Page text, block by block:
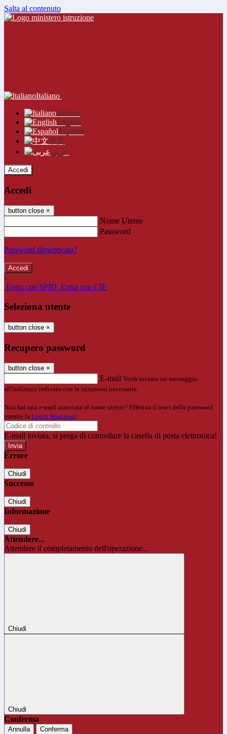
Salta al contenuto
Italiano
Italiano
English
Español
中文
عربى
Accedi
Accedi
button close ×
Nome Utente
Password
Password dimenticata?
-
Entra con SPID Entra con CIE
Seleziona utente
button close ×
Recupero password
button close ×
E-mail Verrà inviato un messaggio
all'indirizzo indicato con le istruzioni necessarie.
Non hai una e-mail associata al nome utente? Effettua il reset della password
tramite la Login Spaggiari
E-mail inviata, si prega di controllare la casella di posta elettronica!
Errore
Chiudi
Successo
Chiudi
Informazione
Chiudi
Attendere...
Attendere il completamento dell'operazione...
Chiudi
Chiudi
Conferma
Annulla Conferma